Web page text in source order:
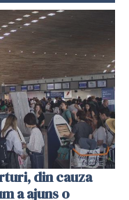
din cauza
a ajuns o